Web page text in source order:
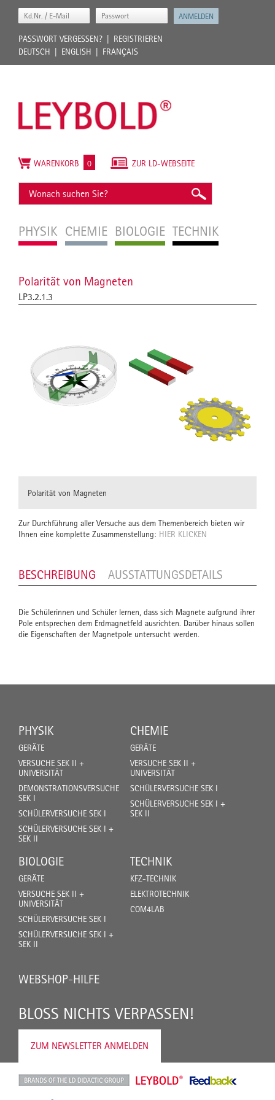
PASSWORT VERGESSEN?
REGISTRIEREN
DEUTSCH
ENGLISH FRANÇAIS
PHYSIK CHEMIE BIOLOGIE TECHNIK
ZUR LD-WEBSEITE
WARENKORB 0
Polarität von Magneten
LP3.2.1.3
Polarität von Magneten
Zur Durchführung aller Versuche aus dem Themenbereich bieten wir
Ihnen eine komplette Zusammenstellung: HIER KLICKEN
BESCHREIBUNG AUSSTATTUNGSDETAILS
Die Schülerinnen und Schüler lernen, dass sich Magnete aufgrund ihrer
Pole entsprechen dem Erdmagnetfeld ausrichten. Darüber hinaus sollen
die Eigenschaften der Magnetpole untersucht werden.
PHYSIK
GERÄTE
VERSUCHE SEK II +
UNIVERSITÄT
DEMONSTRATIONSVERSUCHE
SEK I
SCHÜLERVERSUCHE SEK I
SCHÜLERVERSUCHE SEK I +
SEK II
CHEMIE
GERÄTE
VERSUCHE SEK II +
UNIVERSITÄT
SCHÜLERVERSUCHE SEK I
SCHÜLERVERSUCHE SEK I +
SEK II
BIOLOGIE
GERÄTE
VERSUCHE SEK II +
UNIVERSITÄT
SCHÜLERVERSUCHE SEK I
SCHÜLERVERSUCHE SEK I +
SEK II
TECHNIK
KFZ-TECHNIK
ELEKTROTECHNIK
COM4LAB
WEBSHOP-HILFE
BLOSS NICHTS VERPASSEN!
ZUM NEWSLETTER ANMELDEN